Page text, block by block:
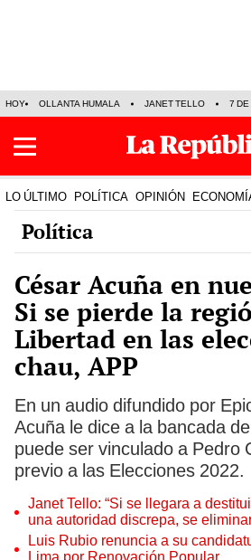
HOY OLLANTA HUMALA JANET TELLO 7
LO ÚLTIMO POLÍTICA OPINIÓN
Política
César Acuña en
Si se pierde la
Libertad en las
chau, APP
En un audio difundido por
Acuña le dice a la bancada
puede ser vinculado a Pedro
previo a las Elecciones 2022.
Janet Tello: “Si se llegara a
una autoridad discrepa, se
judicial”
Luis Rubio renuncia a su